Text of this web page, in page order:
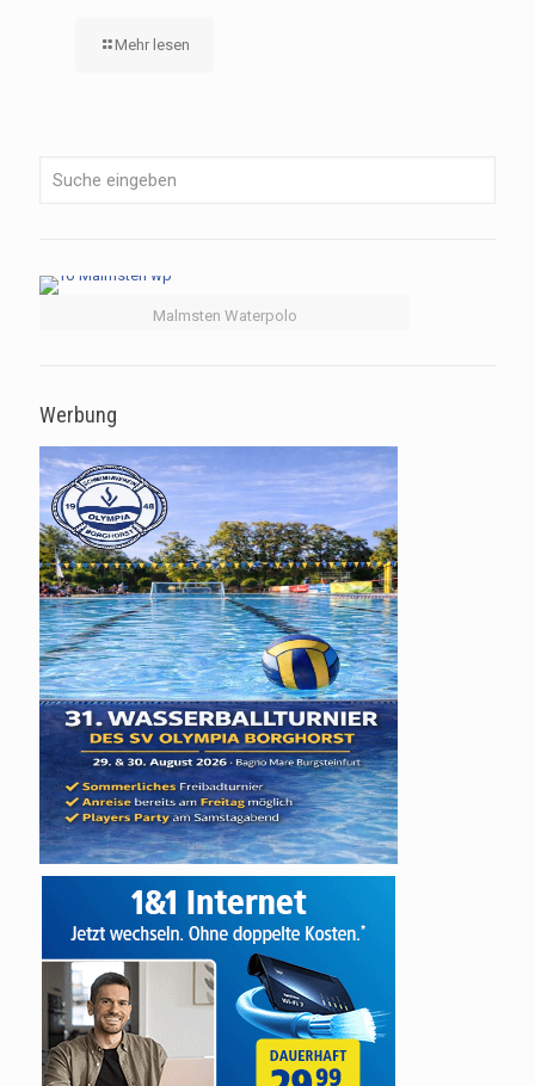
Mehr lesen
Malmsten Waterpolo
Werbung